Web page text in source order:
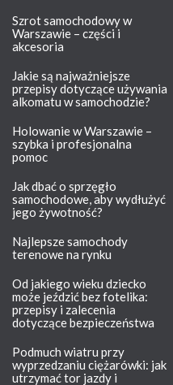
Szrot samochodowy w
Warszawie – części i
akcesoria
Jakie są najważniejsze
przepisy dotyczące używania
alkomatu w samochodzie?
Holowanie w Warszawie –
szybka i profesjonalna
pomoc
Jak dbać o sprzęgło
samochodowe, aby wydłużyć
jego żywotność?
Najlepsze samochody
terenowe na rynku
Od jakiego wieku dziecko
może jeździć bez fotelika:
przepisy i zalecenia
dotyczące bezpieczeństwa
Podmuch wiatru przy
wyprzedzaniu ciężarówki: jak
utrzymać tor jazdy i